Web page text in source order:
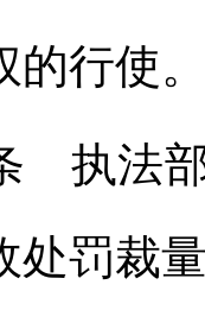
的行使
法部
处罚裁